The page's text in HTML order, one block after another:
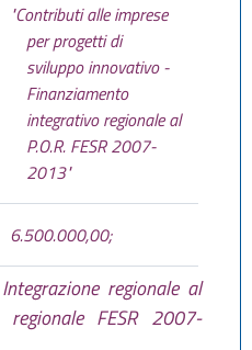
"Contributi alle imprese
per progetti di
sviluppo innovativo -
Finanziamento
integrativo regionale al
P.O.R. FESR 2007-
2013"
6.500.000,00;
regionale al
FESR 2007-